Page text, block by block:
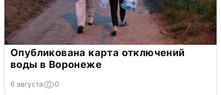
Опубликована карта отключений
воды в Воронеже
6 августа 0